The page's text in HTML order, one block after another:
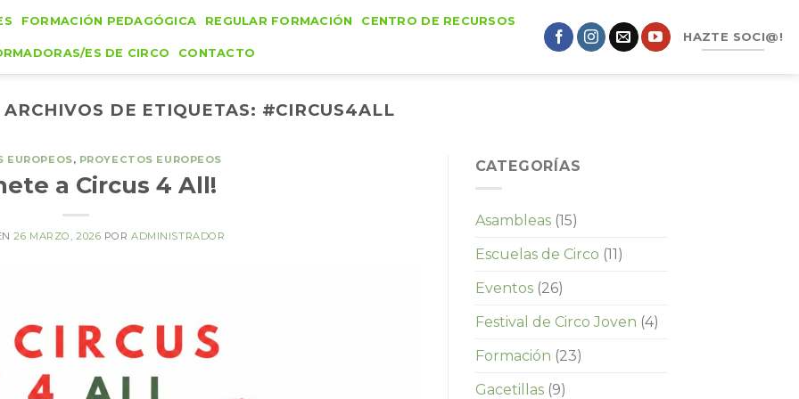
FORMACIÓN PEDAGÓGICA REGULAR FORMACIÓN CENTRO DE RECURSOS
ES DE CIRCO CONTACTO
HAZTE SOCI@!
ARCHIVOS DE ETIQUETAS: #CIRCUS4ALL
EUROPEOS, PROYECTOS EUROPEOS
a Circus 4 All!
26 MARZO, 2026 PORADMINISTRADOR
CATEGORÍAS
Asambleas(15)
Escuelas de Circo (11)
Eventos(26)
Festival de Circo Joven (4)
Formación (23)
Gacetillas(9)